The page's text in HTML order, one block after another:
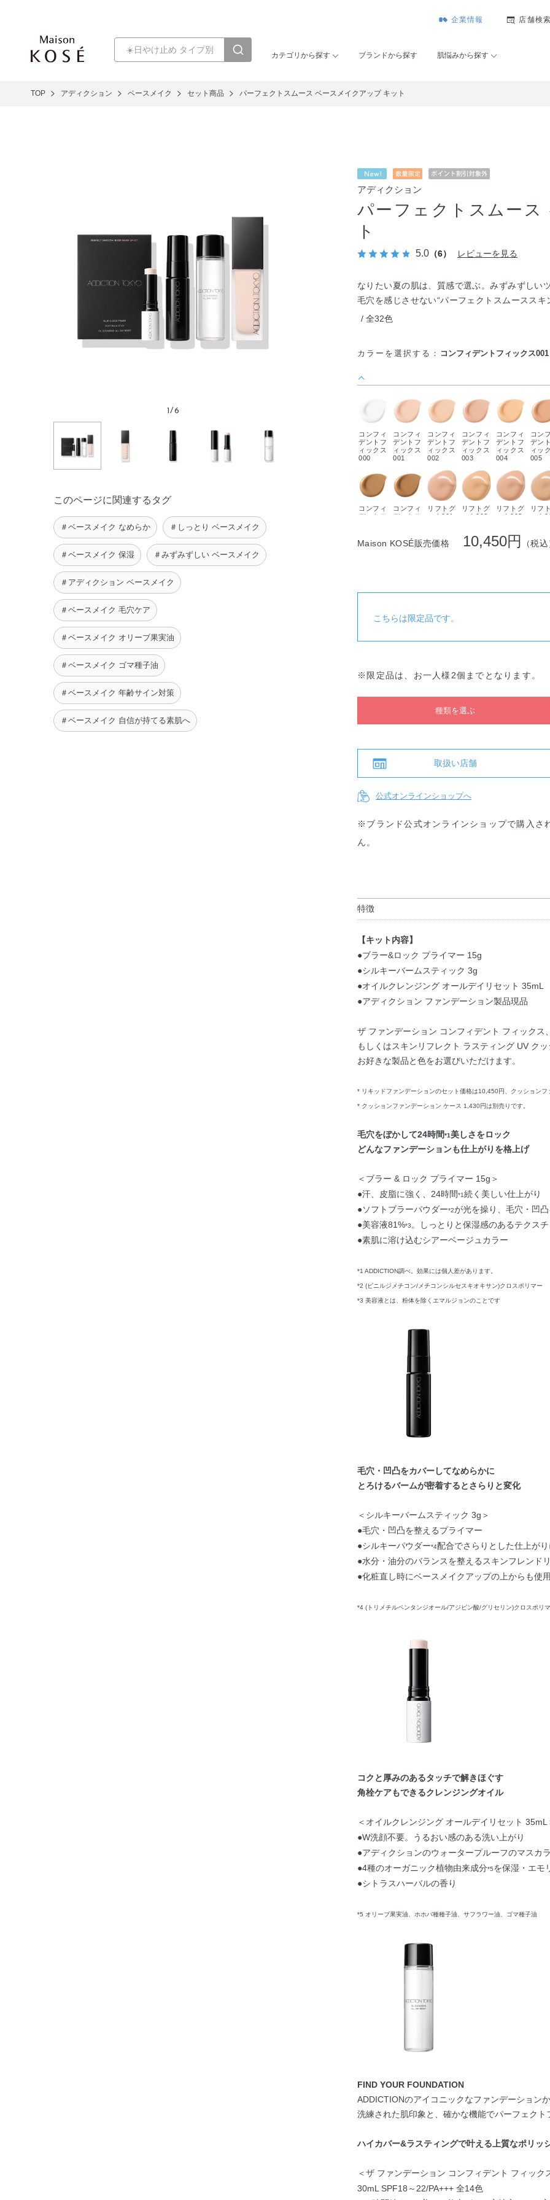
企業情報 店舗検索
カテゴリから探す ブランドから探す 肌悩みから探す
TOP アディクション ベースメイク セット商品 パーフェクトスムース ベースメイクアップ キット
1/6
このページに関連するタグ
＃ベースメイク なめらか ＃しっとり ベースメイク
＃ベースメイク 保湿 ＃みずみずしい ベースメイク
＃アディクション ベースメイク
＃ベースメイク 毛穴ケア
＃ベースメイク オリーブ果実油
＃ベースメイク ゴマ種子油
＃ベースメイク 年齢サイン対策
＃ベースメイク 自信が持てる素肌へ
アディクション
パーフェクトスムース
ト
5.0 （6） レビューを見る
なりたい夏の肌は、質感で選ぶ。みずみずしい
毛穴を感じさせない“パーフェクトスムーススキ
全32色
カラーを選択する： コンフィデントフィックス001
コンフィ
デントフ
ィックス
000
コンフィ
デントフ
ィックス
001
コンフィ
デントフ
ィックス
002
コンフィ
デントフ
ィックス
003
コンフィ
デントフ
ィックス
004
コン
デン
ィッ
005
コンフィ
デントフ
コンフィ
デントフ
リフトグ
ロウ001
リフトグ
ロウ002
リフトグ
ロウ003
リフ
ロウ
Maison KOSÉ販売価格 10,450円 （税込
こちらは限定品です。
※限定品は、お一人様2個までとなります。
種類を選ぶ
取扱い店舗
公式オンラインショップへ
※ブランド公式オンラインショップで購入さ
ん。
特徴
【キット内容】
●ブラー&ロック プライマー 15g
●シルキーバームスティック 3g
●オイルクレンジング オールデイリセット 35mL
●アディクション ファンデーション製品現品
ザ ファンデーション コンフィデント フィックス
もしくはスキンリフレクト ラスティング UV ク
お好きな製品と色をお選びいただけます。
* リキッドファンデーションのセット価格は10,450円、クッションフ
* クッションファンデーション ケース 1,430円は別売りです。
毛穴をぼかして24時間*1美しさをロック
どんなファンデーションも仕上がりを格上げ
＜ブラー & ロック プライマー 15g＞
●汗、皮脂に強く、24時間*1続く美しい仕上がり
●ソフトブラーパウダー*2が光を操り、毛穴・凹
●美容液81%*3 。しっとりと保湿感のあるテクス
●素肌に溶け込むシアーベージュカラー
*1 ADDICTION調べ。効果には個人差があります。
*2 (ビニルジメチコン/メチコンシルセスキオキサン)クロスポリマー
*3 美容液とは、粉体を除くエマルジョンのことです
毛穴・凹凸をカバーしてなめらかに
とろけるバームが密着するとさらりと変化
＜シルキーバームスティック 3g＞
●毛穴・凹凸を整えるプライマー
●シルキーパウダー*4配合でさらりとした仕上がり
●水分・油分のバランスを整えるスキンフレンド
●化粧直し時にベースメイクアップの上からも使
*4 (トリメチルペンタンジオール/アジピン酸/グリセリン)クロスポリ
コクと厚みのあるタッチで解きほぐす
角栓ケアもできるクレンジングオイル
＜オイルクレンジング オールデイリセット 35mL
●W洗顔不要。うるおい感のある洗い上がり
●アディクションのウォータープルーフのマスカ
●4種のオーガニック植物由来成分*5を保湿・エモ
●シトラスハーバルの香り
*5 オリーブ果実油、ホホバ種種子油、サフラワー油、ゴマ種子油
FIND YOUR FOUNDATION
ADDICTIONのアイコニックなファンデーションか
洗練された肌印象と、確かな機能でパーフェクト
ハイカバー&ラスティングで叶える上質なポリッ
＜ザ ファンデーション コンフィデント フィック
30mL SPF18～22/PA+++ 全14色